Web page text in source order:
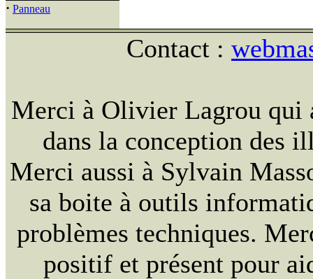
· Panneau
Contact :
Merci à Olivier Lagrou qui
dans la conception des
Merci aussi à Sylvain
sa boite à outils
problèmes techniques.
positif et présent pour